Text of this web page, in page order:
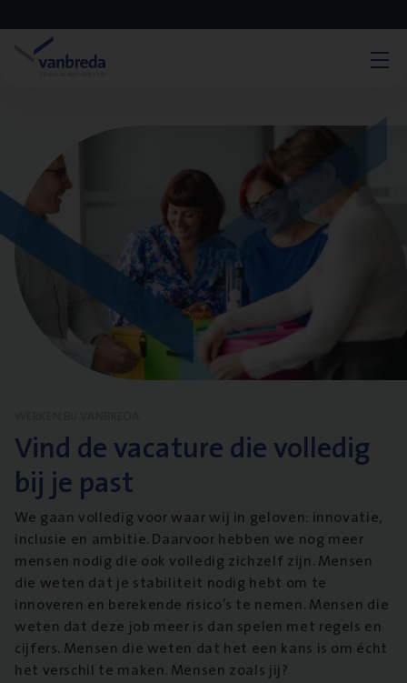
Vind de vacature die volledig
bij je past
We gaan volledig voor waar wij in geloven: innovatie,
inclusie en ambitie. Daarvoor hebben we nog meer
mensen nodig die ook volledig zichzelf zijn. Mensen
die weten dat je stabiliteit nodig hebt om te
innoveren en berekende risico’s te nemen. Mensen die
weten dat deze job meer is dan spelen met regels en
cijfers. Mensen die weten dat het een kans is om écht
het verschil te maken. Mensen zoals jij?